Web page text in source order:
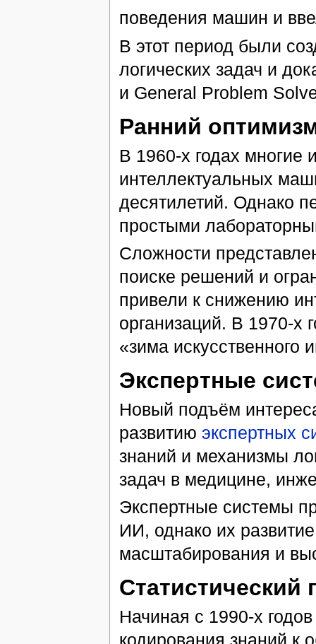
поведения машин и
В этот период были
логических задач и
и General Problem
Ранний
В 1960-х годах многие
интеллектуальных
десятилетий. Однако
простыми
Сложности
поиске решений и
привели к снижению
организаций. В 1970-х
«зима искусственного
Экспертные
Новый подъём
развитию экспертных
знаний и механизмы
задач в медицине,
Экспертные системы
ИИ, однако их
масштабирования и
Начиная с 1990-х
кодирования знаний к